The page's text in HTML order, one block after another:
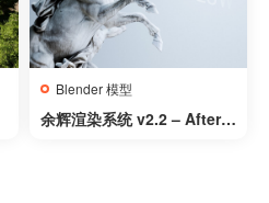
Blender 模型
余辉渲染系统 v2.2 – Aftergl